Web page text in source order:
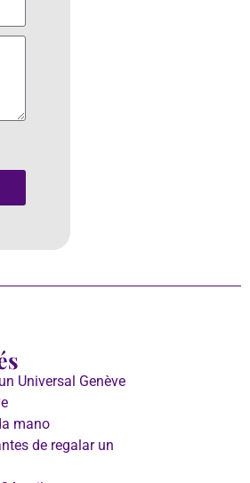
Universal Genève
mano
de regalar un